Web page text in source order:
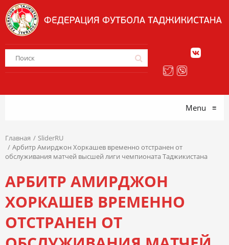
Menu ≡
Главная
SliderRU
Арбитр Амирджон Хоркашев временно отстранен от
обслуживания матчей высшей лиги чемпионата Таджикистана
АРБИТР АМИРДЖОН
ХОРКАШЕВ ВРЕМЕННО
ОТСТРАНЕН ОТ